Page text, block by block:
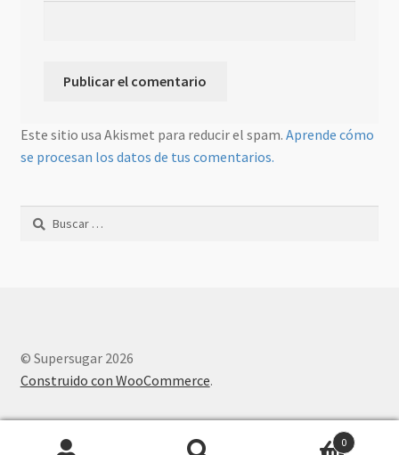
Este sitio usa Akismet para reducir el spam. Aprende cómo
se procesan los datos de tus comentarios.
Buscar:
© Supersugar 2026
Construido con WooCommerce.
0